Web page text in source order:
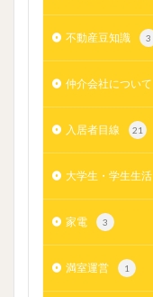
不動産豆知識 3
仲介会社について
入居者目線 21
大学生・学生生活
家電 3
満室運営 1